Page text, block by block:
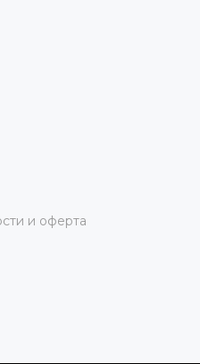
и оферта